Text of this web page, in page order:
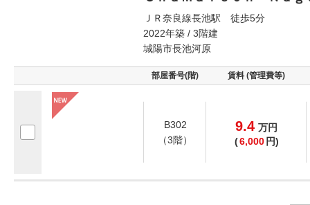
ＪＲ奈良線長池駅 徒歩5分
2022年築 / 3階建
城陽市長池河原
部屋番号(階) 賃料 (管理費等)
B302
（3階）
9.4 万円
(6,000 円)